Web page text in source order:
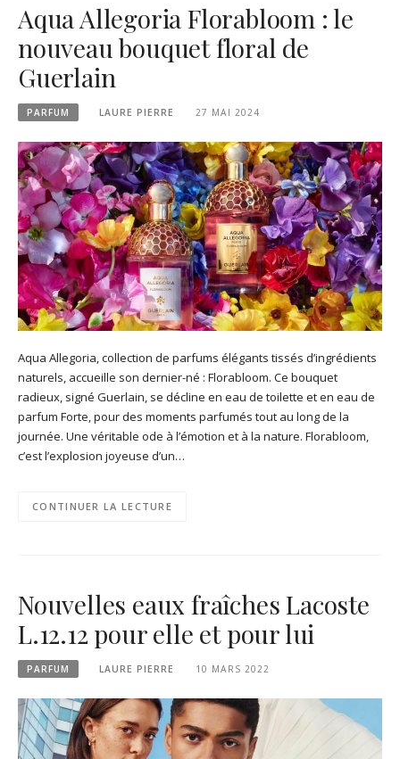
Aqua Allegoria Florabloom : le
nouveau bouquet floral de
Guerlain
PARFUM LAURE PIERRE 27 MAI 2024
Aqua Allegoria, collection de parfums élégants tissés d’ingrédients
naturels, accueille son dernier-né : Florabloom. Ce bouquet
radieux, signé Guerlain, se décline en eau de toilette et en eau de
parfum Forte, pour des moments parfumés tout au long de la
journée. Une véritable ode à l’émotion et à la nature. Florabloom,
c’est l’explosion joyeuse d’un…
CONTINUER LA LECTURE
Nouvelles eaux fraîches Lacoste
L.12.12 pour elle et pour lui
PARFUM LAURE PIERRE 10 MARS 2022